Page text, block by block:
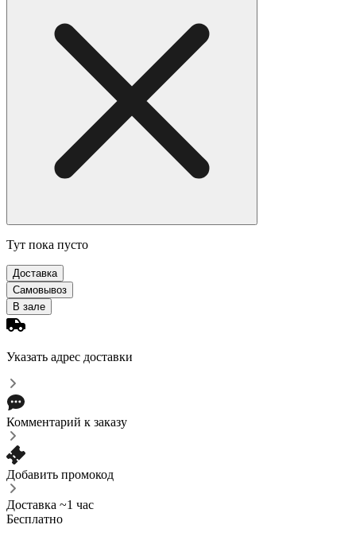
Тут пока пусто
Доставка
Самовывоз
В зале
Указать адрес доставки
Комментарий к заказу
Добавить промокод
Доставка ~1 час
Бесплатно